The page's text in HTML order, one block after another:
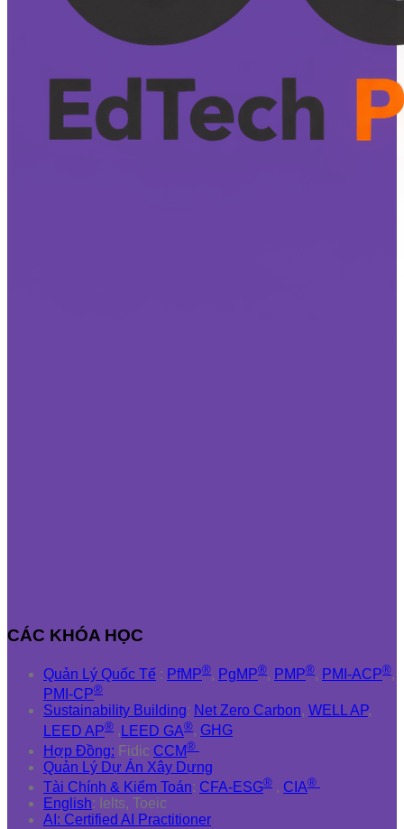
CÁC KHÓA HỌC
Quản Lý Quốc Tế : PfMP®, PgMP®, PMP®, PMI-ACP®,
PMI-CP®
Sustainability Building: Net Zero Carbon, WELL AP,
LEED AP® , LEED GA®, GHG
Hợp Đồng: Fidic CCM®
Quản Lý Dự Án Xây Dựng
Tài Chính & Kiểm Toán: CFA-ESG® , CIA®
English: Ielts, Toeic
AI: Certified AI Practitioner